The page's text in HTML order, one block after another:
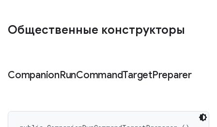
Общественные конструкторы
CompanionRunCommandTargetPreparer